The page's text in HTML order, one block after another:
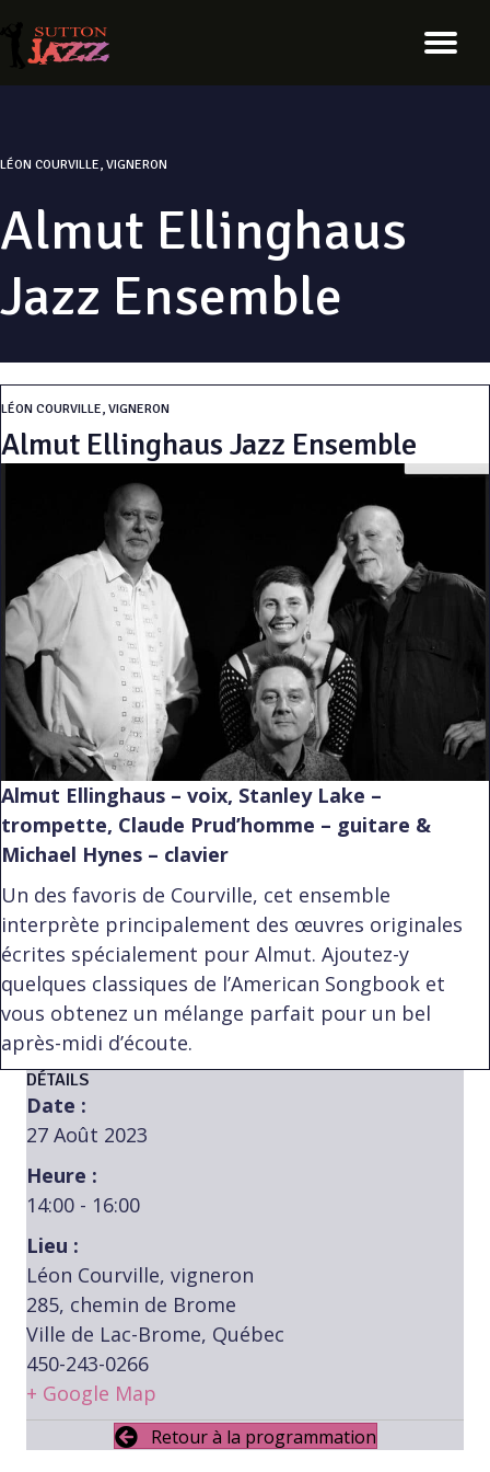
LÉON COURVILLE, VIGNERON
Almut Ellinghaus
Jazz Ensemble
LÉON COURVILLE, VIGNERON
Almut Ellinghaus Jazz Ensemble
Almut Ellinghaus – voix, Stanley Lake –
trompette, Claude Prud’homme – guitare &
Michael Hynes – clavier
Un des favoris de Courville, cet ensemble
interprète principalement des œuvres originales
écrites spécialement pour Almut. Ajoutez-y
quelques classiques de l’American Songbook et
vous obtenez un mélange parfait pour un bel
après-midi d’écoute.
DÉTAILS
Date :
27 Août 2023
Heure :
14:00 - 16:00
Lieu :
Léon Courville, vigneron
285, chemin de Brome
Ville de Lac-Brome, Québec
450-243-0266
+ Google Map
Retour à la programmation